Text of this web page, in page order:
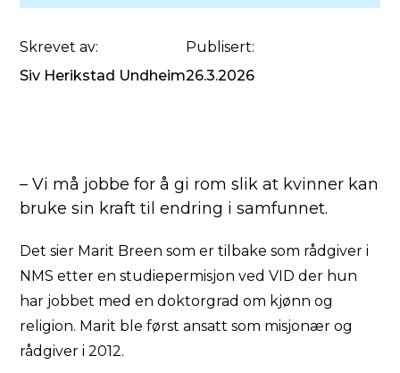
Skrevet av:
Siv Herikstad Undheim
Publisert:
26.3.2026
– Vi må jobbe for å gi rom slik at kvinner kan
bruke sin kraft til endring i samfunnet.
Det sier Marit Breen som er tilbake som rådgiver i
NMS etter en studiepermisjon ved VID der hun
har jobbet med en doktorgrad om kjønn og
religion. Marit ble først ansatt som misjonær og
rådgiver i 2012.